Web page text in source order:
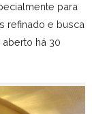
para
refinado e busca
há 30